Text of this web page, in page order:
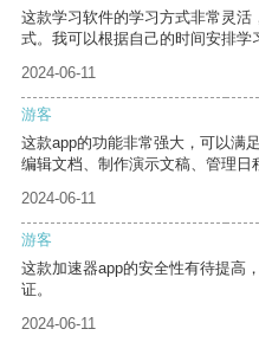
这款学习软件的学习方式非常灵
式。我可以根据自己的时间安排学
2024-06-11
游客
这款app的功能非常强大，可以满
编辑文档、制作演示文稿、管理日
2024-06-11
游客
这款加速器app的安全性有待提高
证。
2024-06-11